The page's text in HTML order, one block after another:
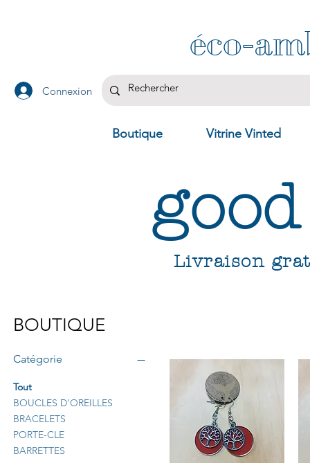
éco-
Connexion
Boutique Vitrine Vinted
Livraison
BOUTIQUE
Catégorie
Tout
BOUCLES D'OREILLES
BRACELETS
PORTE-CLE
BARRETTES